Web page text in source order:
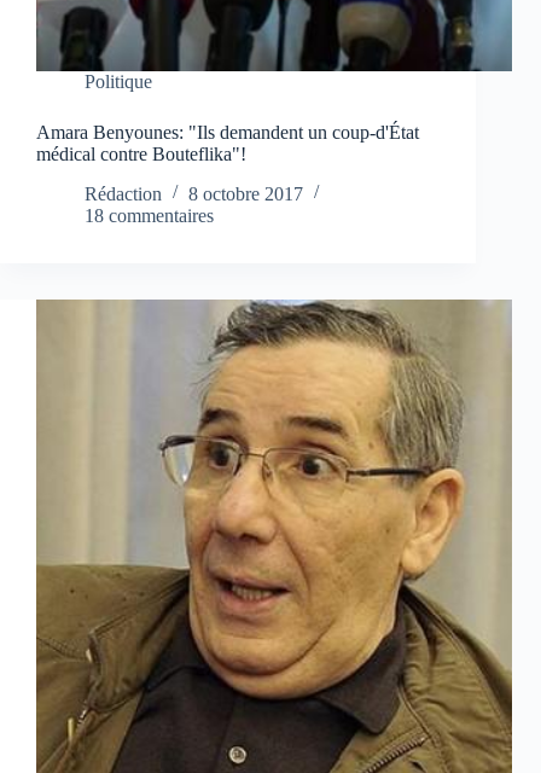
Politique
Amara Benyounes: "Ils demandent un coup-d'État
médical contre Bouteflika"!
Rédaction
8 octobre 2017
18 commentaires